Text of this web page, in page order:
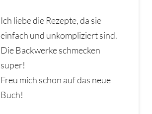
Ich liebe die Rezepte, da sie
einfach und unkompliziert sind.
Die Backwerke schmecken
super!
Freu mich schon auf das neue
Buch!